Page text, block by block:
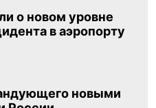
о новом уровне
в аэропорту
новыми